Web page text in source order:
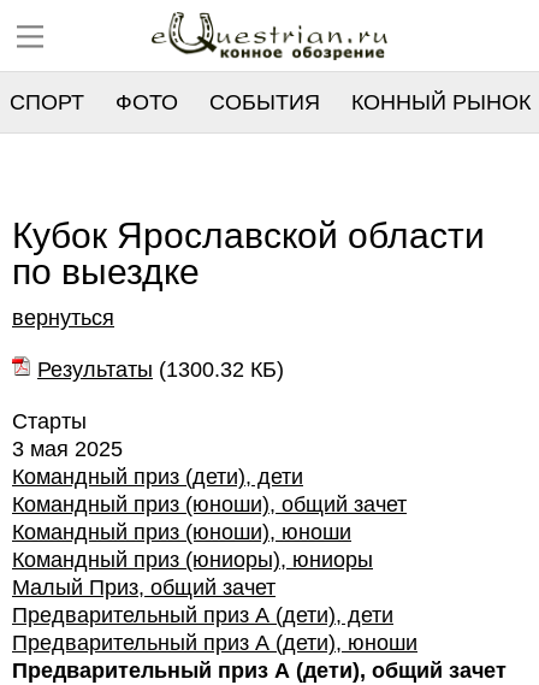
СПОРТ ФОТО СОБЫТИЯ КОННЫЙ РЫНОК
Кубок Ярославской области
по выездке
вернуться
Результаты (1300.32 КБ)
Старты
3 мая 2025
Командный приз (дети), дети
Командный приз (юноши), общий зачет
Командный приз (юноши), юноши
Командный приз (юниоры), юниоры
Малый Приз, общий зачет
Предварительный приз А (дети), дети
Предварительный приз А (дети), юноши
Предварительный приз А (дети), общий зачет